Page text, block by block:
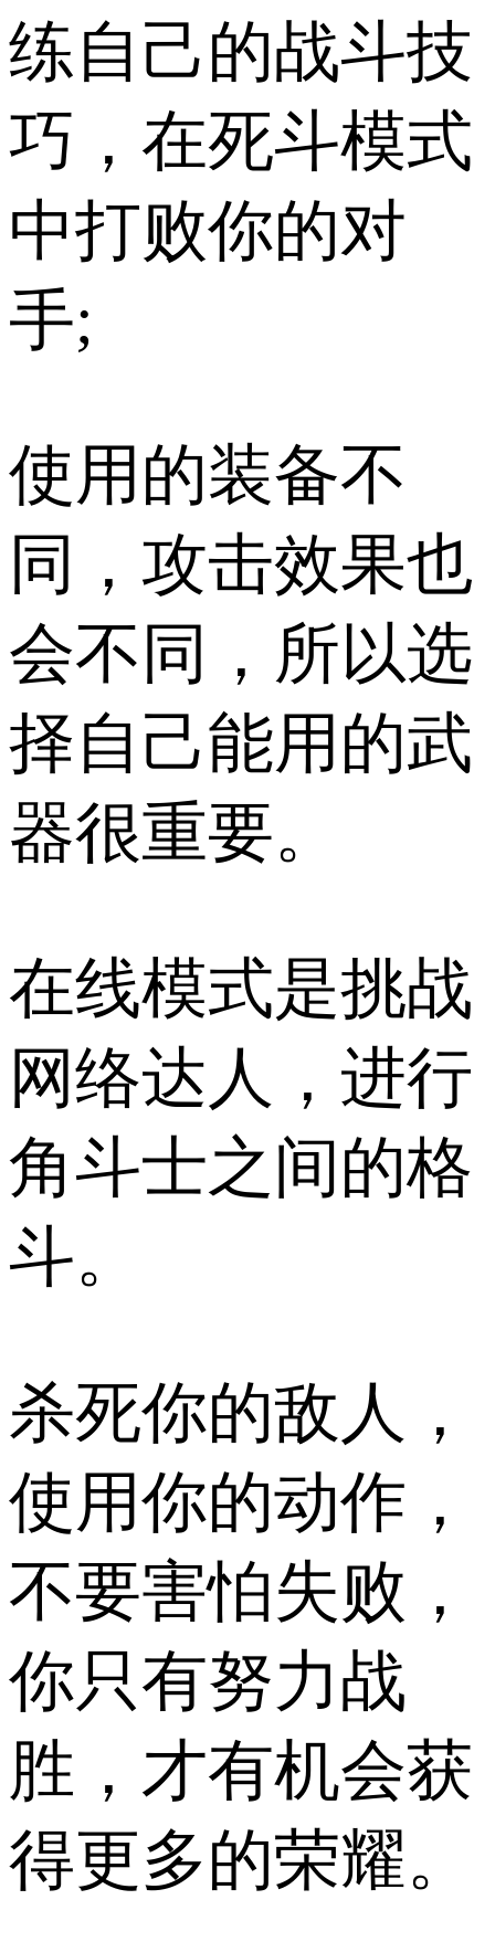
练自己的战斗技
巧，在死斗模式
中打败你的对
手;
使用的装备不
同，攻击效果也
会不同，所以选
择自己能用的武
器很重要。
在线模式是挑战
网络达人，进行
角斗士之间的格
斗。
杀死你的敌人，
使用你的动作，
不要害怕失败，
你只有努力战
胜，才有机会获
得更多的荣耀。